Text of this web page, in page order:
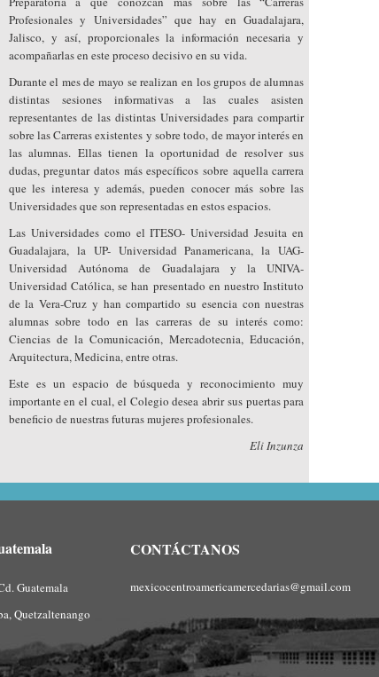
Profesionales y Universidades” que hay en Guadalajara,
Jalisco, y así, proporcionales la información necesaria y
acompañarlas en este proceso decisivo en su vida.
Durante el mes de mayo se realizan en los grupos de alumnas
distintas sesiones informativas a las cuales asisten
representantes de las distintas Universidades para compartir
sobre las Carreras existentes y sobre todo, de mayor interés en
las alumnas. Ellas tienen la oportunidad de resolver sus
dudas, preguntar datos más específicos sobre aquella carrera
que les interesa y además, pueden conocer más sobre las
Universidades que son representadas en estos espacios.
Las Universidades como el ITESO- Universidad Jesuita en
Guadalajara, la UP- Universidad Panamericana, la UAG-
Universidad Autónoma de Guadalajara y la UNIVA-
Universidad Católica, se han presentado en nuestro Instituto
de la Vera-Cruz y han compartido su esencia con nuestras
alumnas sobre todo en las carreras de su interés como:
Ciencias de la Comunicación, Mercadotecnia, Educación,
Arquitectura, Medicina, entre otras.
Este es un espacio de búsqueda y reconocimiento muy
importante en el cual, el Colegio desea abrir sus puertas para
beneficio de nuestras futuras mujeres profesionales.
Eli Inzunza
Guatemala
Quetzaltenango
CONTÁCTANOS
mexicocentroamericamercedarias@gmail.com